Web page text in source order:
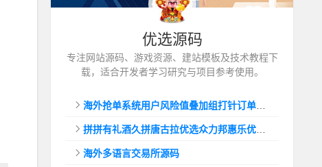
优选源码
专注网站源码、游戏资源、建站模板及技术教程下
载，适合开发者学习研究与项目参考使用。
海外抢单系统用户风险值叠加组打针订单自动匹配系统
拼拼有礼酒久拼唐古拉优选众力邦惠乐优选养猪拼购拼团返利系统
海外多语言交易所源码